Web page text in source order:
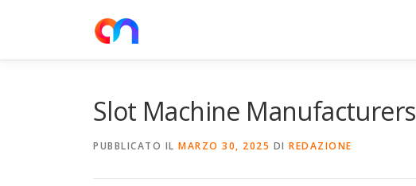
Slot Machine Manufacturers
PUBBLICATO IL MARZO 30, 2025 DI REDAZIONE